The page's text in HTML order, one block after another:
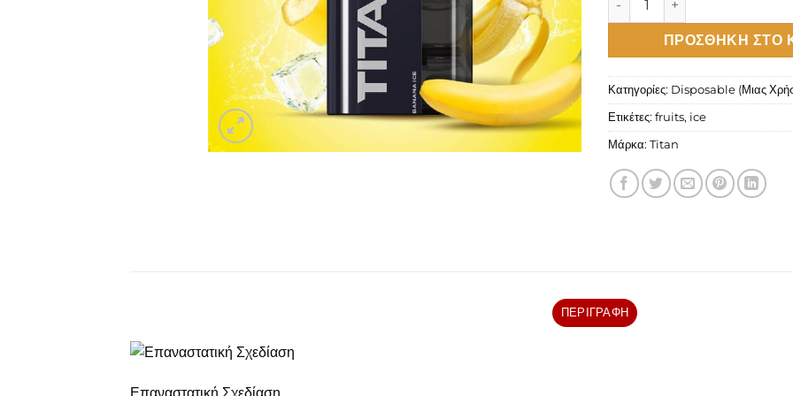
ΠΡΟΣΘΉΚΗ ΣΤΟ
Κατηγορίες: Disposable (Μιας
Ετικέτες: fruits, ice
Μάρκα: Titan
ΠΕΡΙΓΡΑΦΉ